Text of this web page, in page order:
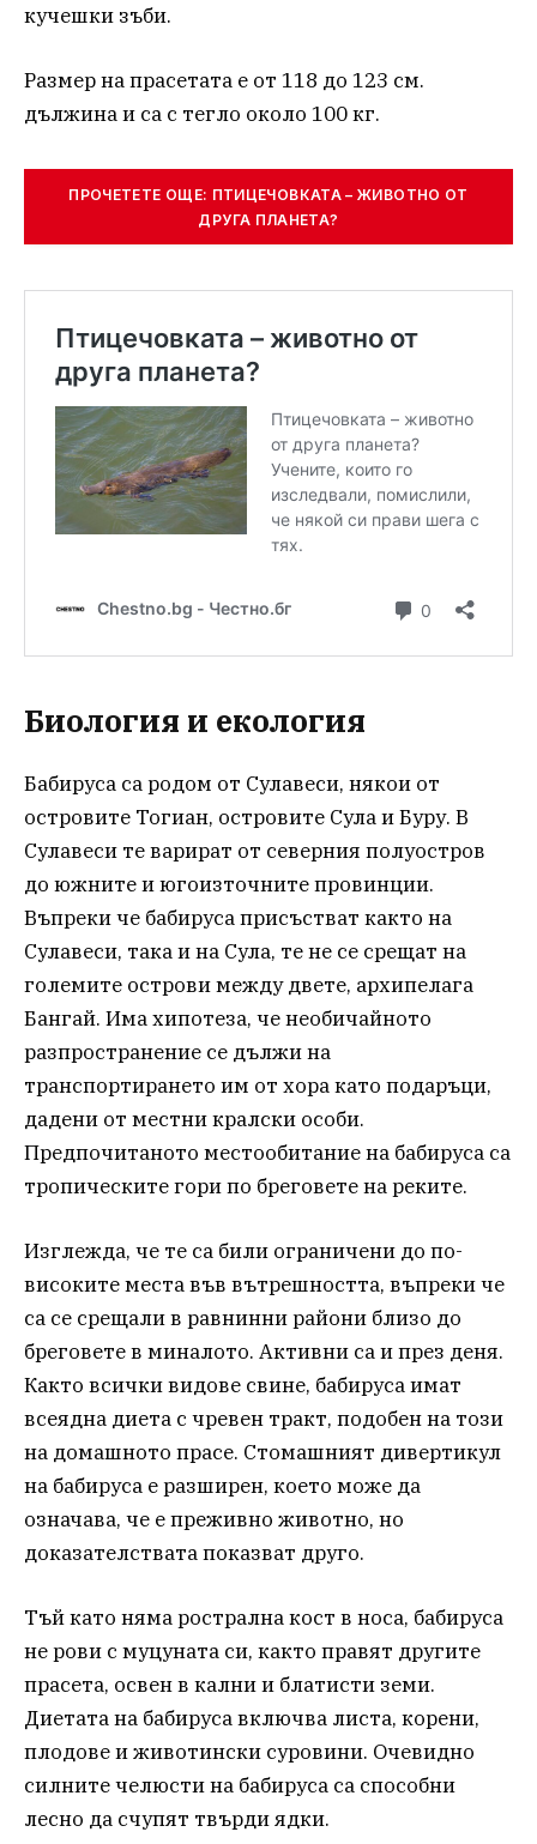
кучешки зъби.
Размер на прасетата е от 118 до 123 см.
дължина и са с тегло около 100 кг.
ПРОЧЕТЕТЕ ОЩЕ: ПТИЦЕЧОВКАТА – ЖИВОТНО ОТ
ДРУГА ПЛАНЕТА?
Биология и екология
Бабируса са родом от Сулавеси, някои от
островите Тогиан, островите Сула и Буру. В
Сулавеси те варират от северния полуостров
до южните и югоизточните провинции.
Въпреки че бабируса присъстват както на
Сулавеси, така и на Сула, те не се срещат на
големите острови между двете, архипелага
Бангай. Има хипотеза, че необичайното
разпространение се дължи на
транспортирането им от хора като подаръци,
дадени от местни кралски особи.
Предпочитаното местообитание на бабируса са
тропическите гори по бреговете на реките.
Изглежда, че те са били ограничени до по-
високите места във вътрешността, въпреки че
са се срещали в равнинни райони близо до
бреговете в миналото. Активни са и през деня.
Както всички видове свине, бабируса имат
всеядна диета с чревен тракт, подобен на този
на домашното прасе. Стомашният дивертикул
на бабируса е разширен, което може да
означава, че е преживно животно, но
доказателствата показват друго.
Тъй като няма рострална кост в носа, бабируса
не рови с муцуната си, както правят другите
прасета, освен в кални и блатисти земи.
Диетата на бабируса включва листа, корени,
плодове и животински суровини. Очевидно
силните челюсти на бабируса са способни
лесно да счупят твърди ядки.